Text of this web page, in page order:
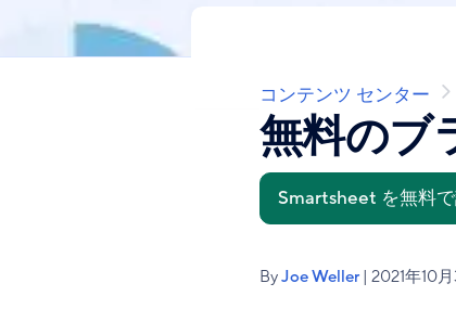
パ
ン
く
ず
コンテンツ センター
無料のブ
Smartsheet を無料
ByJoe Weller| 2021年10月